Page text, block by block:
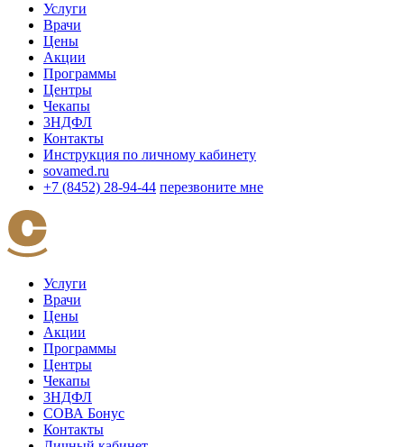
Услуги
Врачи
Цены
Акции
Программы
Центры
Чекапы
3НДФЛ
Контакты
Инструкция по личному кабинету
sovamed.ru
+7 (8452) 28-94-44 перезвоните мне
Услуги
Врачи
Цены
Акции
Программы
Центры
Чекапы
3НДФЛ
СОВА Бонус
Контакты